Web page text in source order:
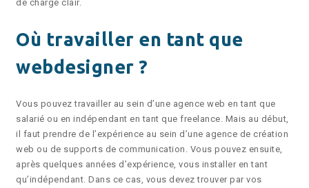
de charge clair.
Où travailler en tant que
webdesigner ?
Vous pouvez travailler au sein d’une agence web en tant que
salarié ou en indépendant en tant que freelance. Mais au début,
il faut prendre de l’expérience au sein d’une agence de création
web ou de supports de communication. Vous pouvez ensuite,
après quelques années d’expérience, vous installer en tant
qu’indépendant. Dans ce cas, vous devez trouver par vos